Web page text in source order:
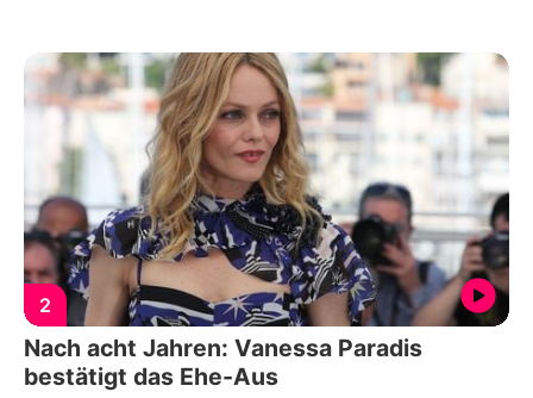
2
Nach acht Jahren: Vanessa Paradis
bestätigt das Ehe-Aus